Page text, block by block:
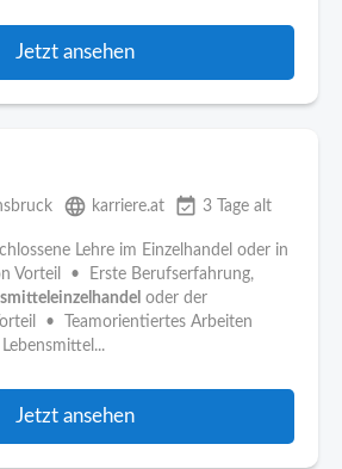
Jetzt ansehen
language karriere.at event_available 3 Tage alt
Lehre im Einzelhandel oder in
Vorteil • Erste Berufserfahrung,
oder der
• Teamorientiertes Arbeiten
Jetzt ansehen